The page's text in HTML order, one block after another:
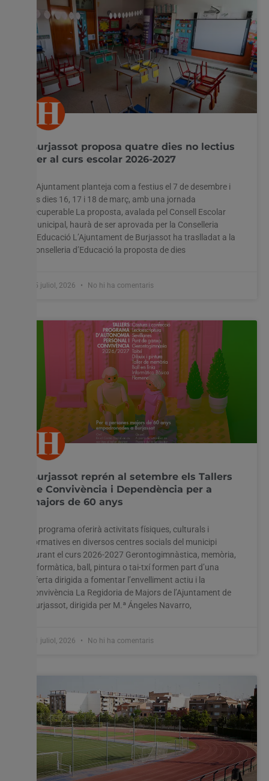
Burjassot proposa quatre dies no lectius
per al curs escolar 2026-2027
L’Ajuntament planteja com a festius el 7 de desembre i
els dies 16, 17 i 18 de març, amb una jornada
recuperable La proposta, avalada pel Consell Escolar
Municipal, haurà de ser aprovada per la Conselleria
d’Educació L’Ajuntament de Burjassot ha traslladat a la
Conselleria d’Educació la proposta de dies
15 juliol, 2026 No hi ha comentaris
Burjassot reprén al setembre els Tallers
de Convivència i Dependència per a
majors de 60 anys
El programa oferirà activitats físiques, culturals i
formatives en diversos centres socials del municipi
durant el curs 2026-2027 Gerontogimnàstica, memòria,
informàtica, ball, pintura o tai-txí formen part d’una
oferta dirigida a fomentar l’envelliment actiu i la
convivència La Regidoria de Majors de l’Ajuntament de
Burjassot, dirigida per M.ª Ángeles Navarro,
11 juliol, 2026 No hi ha comentaris
Utilitzem cookies al nostre lloc web per oferir-vos
l'experiència més rellevant recordant les vostres preferències
i visites repetides. En fer clic a "Acceptar-ho tot", accepteu
l'ús de TOTES les cookies. Tanmateix, podeu visitar
"Configuració de les galetes" per proporcionar un
Configuració cookies Accepta tot